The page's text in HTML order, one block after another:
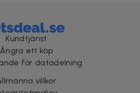
Kundtjänst
Ångra ett köp
för datadelning
villkor